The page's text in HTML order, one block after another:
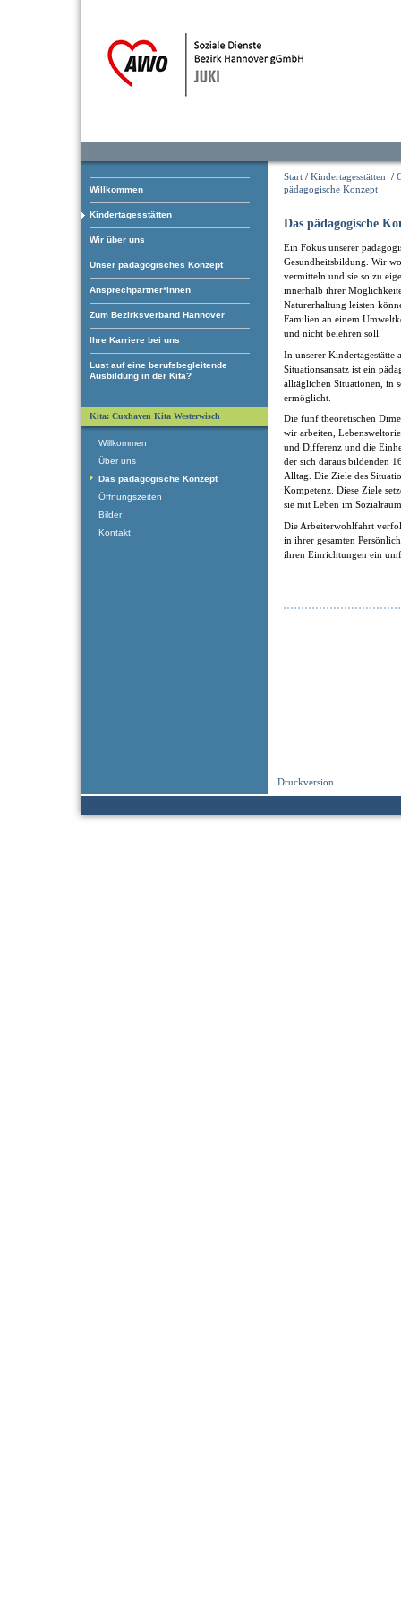
Willkommen
Kindertagesstätten
Wir über uns
Unser pädagogisches Konzept
Ansprechpartner*innen
Zum Bezirksverband Hannover
Ihre Karriere bei uns
Lust auf eine berufsbegleitende
Ausbildung in der Kita?
Start / Kindertagesstätten /
pädagogische Konzept
Das pädagogische
Ein Fokus unserer
Gesundheitsbildung. Wir
vermitteln und sie so zu
innerhalb ihrer
Naturerhaltung leisten
Familien an einem
und nicht belehren soll.
In unserer Kindertagestätte
Situationsansatz ist ein
alltäglichen Situationen, in
Die fünf theoretischen
wir arbeiten,
und Differenz und die
der sich daraus bildenden
Alltag. Die Ziele des
Kompetenz. Diese Ziele
sie mit Leben im
Die Arbeiterwohlfahrt
in ihrer gesamten
ihren Einrichtungen ein
Druckversion
Kita: Cuxhaven Kita Westerwisch
Willkommen
Über uns
Das pädagogische Konzept
Öffnungszeiten
Bilder
Kontakt